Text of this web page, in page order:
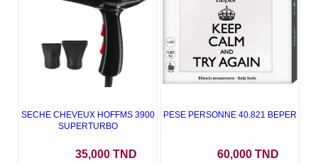
SECHE CHEVEUX HOFFMS 3900
SUPERTURBO
35,000 TND
PESE PERSONNE 40.821 BEPER
60,000 TND